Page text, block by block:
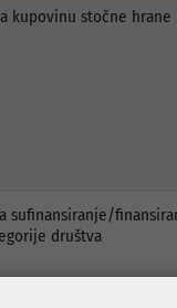
kupovinu stočne hrane
sufinansiranje/
društva